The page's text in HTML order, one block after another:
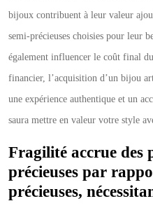
bijoux contribuent à leur valeur
semi-précieuses choisies pour leur
également influencer le coût final
financier, l’acquisition d’un bijou
une expérience authentique et un
saura mettre en valeur votre style
Fragilité accrue des
précieuses par
précieuses,